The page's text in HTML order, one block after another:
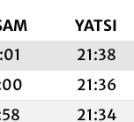
YATSI
21:38
21:36
21:34